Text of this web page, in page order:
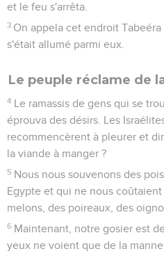
et le feu s'arrêta.
3 On appela cet endroit
s'était allumé parmi eux.
Le peuple réclame de
4 Le ramassis de gens qui se
éprouva des désirs. Les
recommencèrent à pleurer et
la viande à manger ?
5 Nous nous souvenons des
Egypte et qui ne nous
melons, des poireaux, des
6 Maintenant, notre gosier est
yeux ne voient que de la